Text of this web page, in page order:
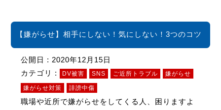
【嫌がらせ】相手にしない！気にしない！3つのコツ
公開日 : 2020年12月15日
カテゴリ :
DV被害 SNS ご近所トラブル 嫌がらせ
嫌がらせ対策 誹謗中傷
職場や近所で嫌がらせをしてくる人、困りますよ